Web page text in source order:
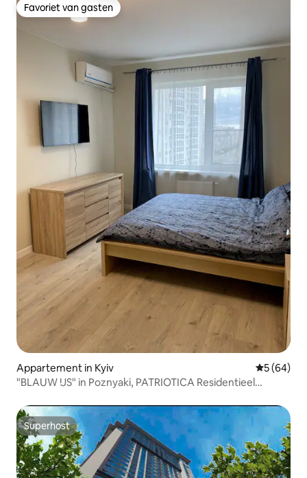
Favoriet van gasten
Favoriet van gasten
Appartement in Kyiv
5 (64)
"BLAUW IJS" in Poznyaki, PATRIOTICA Residentieel
Superhost
Superhost